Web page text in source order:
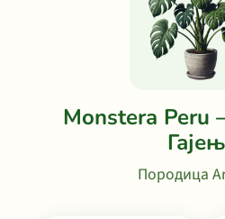
Monstera Peru
Породица